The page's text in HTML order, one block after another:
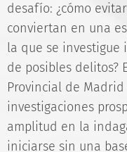
desafío: ¿cómo
conviertan en una
la que se investigue
de posibles delitos?
Provincial de
investigaciones
amplitud en la
iniciarse sin una